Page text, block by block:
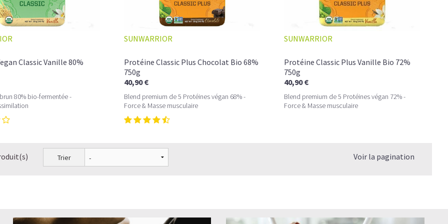
Classic Vanille 80%
80% bio-fermentée -
SUNWARRIOR
Protéine Classic Plus Chocolat Bio 68%
750g
40,90 €
Blend premium de 5 Protéines végan 68% -
Force & Masse musculaire
SUNWARRIOR
Protéine Classic Plus Vanille Bio 72%
750g
40,90 €
Blend premium de 5 Protéines végan 72% -
Force & Masse musculaire
Trier Voir la pagination